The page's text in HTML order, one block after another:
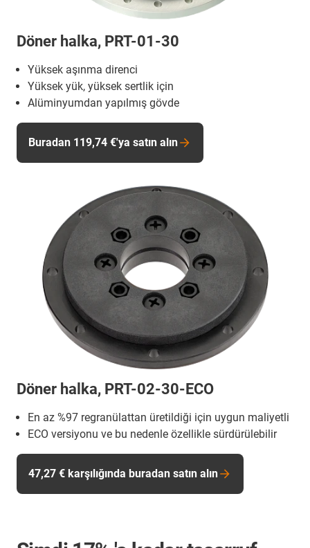
Döner halka, PRT-01-30
Yüksek aşınma direnci
Yüksek yük, yüksek sertlik için
Alüminyumdan yapılmış gövde
Buradan 119,74 €'ya satın alın
Döner halka, PRT-02-30-ECO
En az %97 regranülattan üretildiği için uygun maliyetli
ECO versiyonu ve bu nedenle özellikle sürdürülebilir
47,27 € karşılığında buradan satın alın